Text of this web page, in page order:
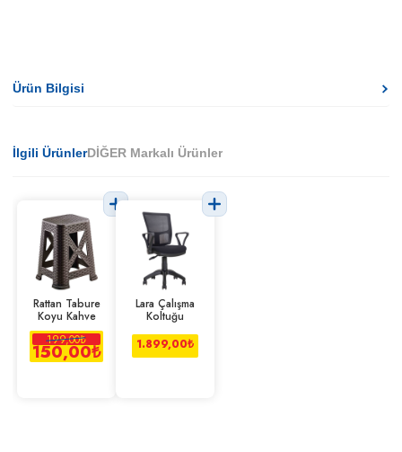
Ürün Bilgisi
İlgili ÜrünlerDİĞER Markalı Ürünler
Rattan Tabure
Koyu Kahve
199,00₺
150,00₺
Lara Çalışma
Koltuğu
1.899,00₺